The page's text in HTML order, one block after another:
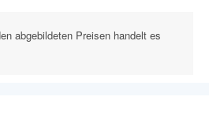
abgebildeten Preisen handelt es